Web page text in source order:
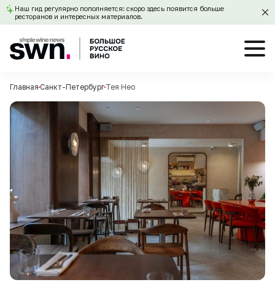
Наш гид регулярно пополняется: скоро здесь появится больше
ресторанов и интересных материалов.
Главная Санкт-Петербург Тея Нео